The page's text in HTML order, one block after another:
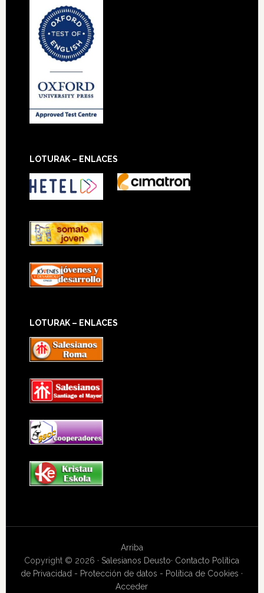
LOTURAK – ENLACES
LOTURAK – ENLACES
Arriba
Copyright © 2026 ·Salesianos Deusto· Contacto Política
de Privacidad - Protección de datos - Política de Cookies ·
Acceder